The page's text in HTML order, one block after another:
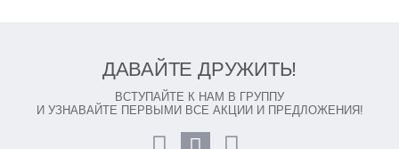
ДАВАЙТЕ ДРУЖИТЬ!
ВСТУПАЙТЕ К НАМ В ГРУППУ
И УЗНАВАЙТЕ ПЕРВЫМИ ВСЕ АКЦИИ И ПРЕДЛОЖЕНИЯ!